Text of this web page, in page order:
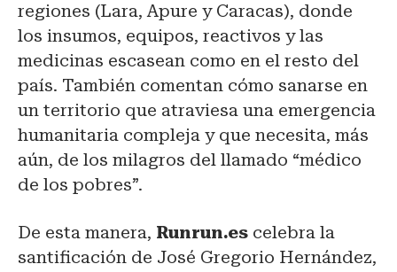
regiones (Lara, Apure y Caracas), donde
los insumos, equipos, reactivos y las
medicinas escasean como en el resto del
país. También comentan cómo sanarse en
un territorio que atraviesa una emergencia
humanitaria compleja y que necesita, más
aún, de los milagros del llamado “médico
de los pobres”.
De esta manera, Runrun.es celebra la
santificación de José Gregorio Hernández,